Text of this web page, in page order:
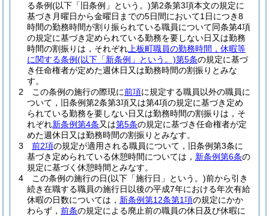
る条例(以下「旧条例」という。)第2条第3項本文の規定に
基づき月曜日から金曜日までの5日間において1日につき8
時間の勤務時間が割り振られている職員について同条第4項
の規定に基づき定められている勤務を要しない日又は勤務
時間の割振りは，それぞれ 上板町職員の勤務時間，休暇等
に関する条例(以下「新条例」という。)第5条の規定に基づ
き任命権者が定めた週休日又は勤務時間の割振りとみな
す。
2
この条例の施行の際現に前項に規定する職員以外の職員に
ついて，旧条例第2条第3項又は第4項の規定に基づき定め
られている勤務を要しない日又は勤務時間の割振りは，そ
れぞれ新条例第4条又は第5条の規定に基づき任命権者が定
めた週休日又は勤務時間の割振りとみなす。
3
前2項の規定が適用される職員について，旧条例第3条に
基づき定められている休憩時間については， 新条例第6条の
規定に基づく休憩時間とみなす。
4
この条例の施行の日(以下「施行日」という。)前から引き
続き在職する職員の施行日以後の平成7年における年次有給
休暇の日数については， 新条例第12条第1項の規定にかか
わらず， 前条の規定による廃止前の職員の休日及び休暇に